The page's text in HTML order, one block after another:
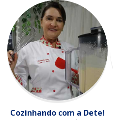
Cozinhando com a Dete!